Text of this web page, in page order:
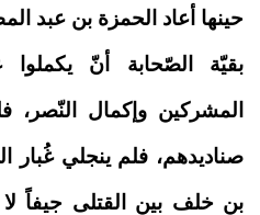
حينها أعاد الحمزة بن عبد
بقيّة الصّحابة أنّ
المشركين وإكمال النّصر،
صناديدهم، فلم ينجلي غُبار
بن خلف بين القتلى جيفاً